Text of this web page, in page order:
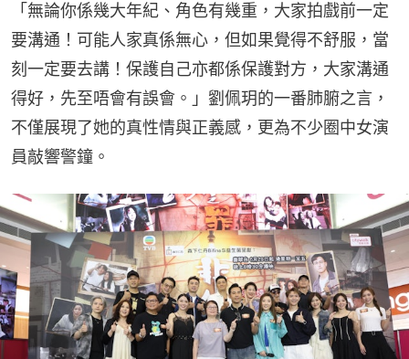
「無論你係幾大年紀、角色有幾重，大家拍戲前一定
要溝通！可能人家真係無心，但如果覺得不舒服，當
刻一定要去講！保護自己亦都係保護對方，大家溝通
得好，先至唔會有誤會。」劉佩玥的一番肺腑之言，
不僅展現了她的真性情與正義感，更為不少圈中女演
員敲響警鐘。